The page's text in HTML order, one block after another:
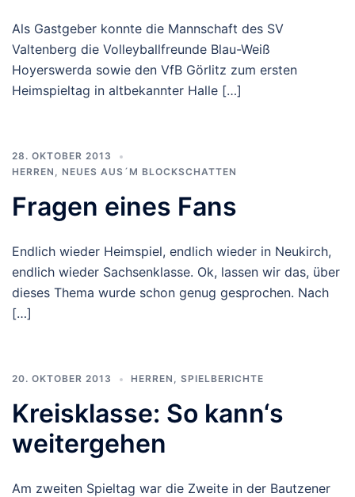
Als Gastgeber konnte die Mannschaft des SV
Valtenberg die Volleyballfreunde Blau-Weiß
Hoyerswerda sowie den VfB Görlitz zum ersten
Heimspieltag in altbekannter Halle […]
28. OKTOBER 2013
HERREN , NEUES AUS´M BLOCKSCHATTEN
Fragen eines Fans
Endlich wieder Heimspiel, endlich wieder in Neukirch,
endlich wieder Sachsenklasse. Ok, lassen wir das, über
dieses Thema wurde schon genug gesprochen. Nach
[…]
20. OKTOBER 2013 HERREN , SPIELBERICHTE
Kreisklasse: So kann‘s
weitergehen
Am zweiten Spieltag war die Zweite in der Bautzener